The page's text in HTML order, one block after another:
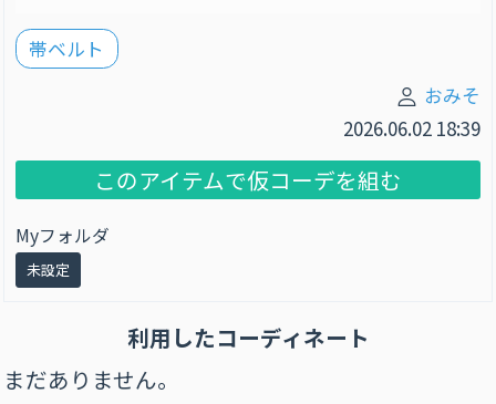
帯ベルト
おみそ
2026.06.02 18:39
このアイテムで仮コーデを組む
Myフォルダ
未設定
利用したコーディネート
まだありません。